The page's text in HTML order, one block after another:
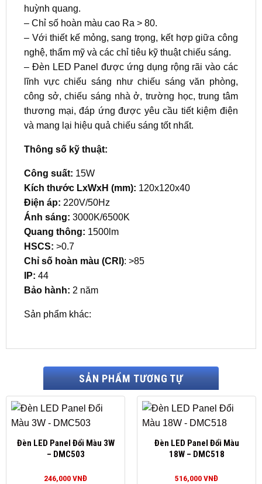
huỳnh quang.
– Chỉ số hoàn màu cao Ra > 80.
– Với thiết kế mỏng, sang trọng, kết hợp giữa công
nghệ, thẩm mỹ và các chỉ tiêu kỹ thuật chiếu sáng.
– Đèn LED Panel được ứng dụng rộng rãi vào các
lĩnh vực chiếu sáng như chiếu sáng văn phòng,
công sở, chiếu sáng nhà ở, trường học, trung tâm
thương mại, đáp ứng được yêu cầu tiết kiệm điện
và mang lại hiệu quả chiếu sáng tốt nhất.
Thông số kỹ thuật:
Công suất: 15W
Kích thước LxWxH (mm): 120x120x40
Điện áp: 220V/50Hz
Ánh sáng: 3000K/6500K
Quang thông: 1500lm
HSCS: >0.7
Chỉ số hoàn màu (CRI): >85
IP: 44
Bảo hành: 2 năm
Sản phẩm khác:
SẢN PHẨM TƯƠNG TỰ
Đèn LED Panel Đổi Màu 3W
– DMC503
246,000VNĐ
Đèn LED Panel Đổi Màu
18W – DMC518
516,000VNĐ